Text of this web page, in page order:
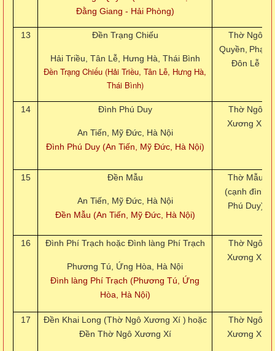
Đằng Giang - Hải Phòng)
13 Đền Trạng Chiếu
Hải Triều, Tân Lễ, Hưng Hà, Thái Bình
Đền Trạng Chiếu (Hải Triều, Tân Lễ, Hưng Hà,
Thái Bình)
Thờ Ngô
Quyền, Phạm
Đôn Lễ
14 Đình Phú Duy
An Tiến, Mỹ Đức, Hà Nội
Đình Phú Duy (An Tiến, Mỹ Đức, Hà Nội)
Thờ Ngô
Xương Xí
15 Đền Mẫu
An Tiến, Mỹ Đức, Hà Nội
Đền Mẫu (An Tiến, Mỹ Đức, Hà Nội)
Thờ Mẫu
(cạnh đình
Phú Duy)
16 Đình Phí Trạch hoặc Đình làng Phí Trạch
Phương Tú, Ứng Hòa, Hà Nội
Đình làng Phí Trạch (Phương Tú, Ứng
Hòa, Hà Nội)
Thờ Ngô
Xương Xí
17 Đền Khai Long (Thờ Ngô Xương Xí ) hoặc
Đền Thờ Ngô Xương Xí
Thờ Ngô
Xương Xí